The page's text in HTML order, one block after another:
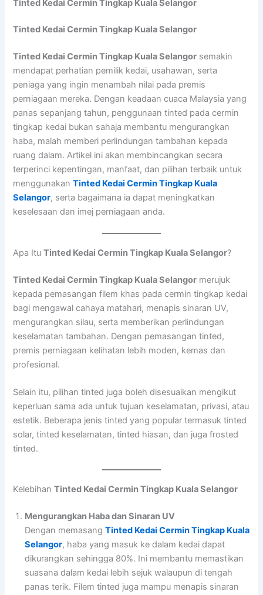
Tinted Kedai Cermin Tingkap Kuala Selangor
Tinted Kedai Cermin Tingkap Kuala Selangor
Tinted Kedai Cermin Tingkap Kuala Selangor semakin
mendapat perhatian pemilik kedai, usahawan, serta
peniaga yang ingin menambah nilai pada premis
perniagaan mereka. Dengan keadaan cuaca Malaysia yang
panas sepanjang tahun, penggunaan tinted pada cermin
tingkap kedai bukan sahaja membantu mengurangkan
haba, malah memberi perlindungan tambahan kepada
ruang dalam. Artikel ini akan membincangkan secara
terperinci kepentingan, manfaat, dan pilihan terbaik untuk
menggunakanTinted Kedai Cermin Tingkap Kuala
Selangor, serta bagaimana ia dapat meningkatkan
keselesaan dan imej perniagaan anda.
Apa ItuTinted Kedai Cermin Tingkap Kuala Selangor?
Tinted Kedai Cermin Tingkap Kuala Selangor merujuk
kepada pemasangan filem khas pada cermin tingkap kedai
bagi mengawal cahaya matahari, menapis sinaran UV,
mengurangkan silau, serta memberikan perlindungan
keselamatan tambahan. Dengan pemasangan tinted,
premis perniagaan kelihatan lebih moden, kemas dan
profesional.
Selain itu, pilihan tinted juga boleh disesuaikan mengikut
keperluan sama ada untuk tujuan keselamatan, privasi, atau
estetik. Beberapa jenis tinted yang popular termasuk tinted
solar, tinted keselamatan, tinted hiasan, dan juga frosted
tinted.
KelebihanTinted Kedai Cermin Tingkap Kuala Selangor
Mengurangkan Haba dan Sinaran UV
Dengan memasangTinted Kedai Cermin Tingkap Kuala
Selangor, haba yang masuk ke dalam kedai dapat
dikurangkan sehingga 80%. Ini membantu memastikan
suasana dalam kedai lebih sejuk walaupun di tengah
panas terik. Filem tinted juga mampu menapis sinaran